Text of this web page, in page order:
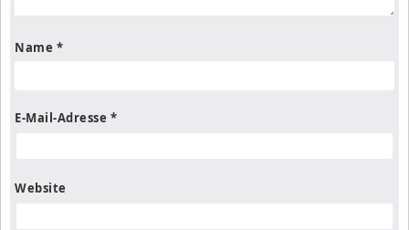
Name *
E-Mail-Adresse *
Website